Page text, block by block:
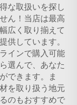
な取扱いを探し
ん！当店は最高
広く取り揃えて
供しています。
インで購入可能
選んで、あなた
できます。ま
を取り扱う地元
のもおすすめで